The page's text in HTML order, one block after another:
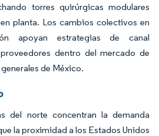
torres quirúrgicas modulares
planta. Los cambios colectivos en
apoyan estrategias de canal
dentro del mercado de
de México.
del norte concentran la demanda
la proximidad a los Estados Unidos